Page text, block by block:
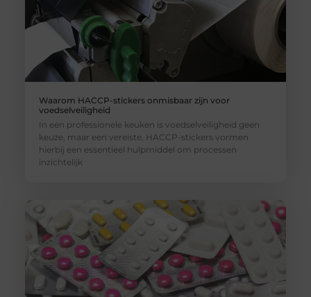
Waarom HACCP-stickers onmisbaar zijn voor
voedselveiligheid
In een professionele keuken is voedselveiligheid geen
keuze, maar een vereiste. HACCP-stickers vormen
hierbij een essentieel hulpmiddel om processen
inzichtelijk